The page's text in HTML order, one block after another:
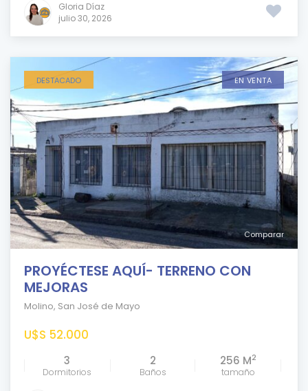
Gloria Díaz
julio 30, 2026
Comparar
DESTACADO EN VENTA
PROYÉCTESE AQUÍ- TERRENO CON
MEJORAS
Molino, San José de Mayo
U$S 52.000
3
Dormitorios
2
Baños
256 M2
tamaño